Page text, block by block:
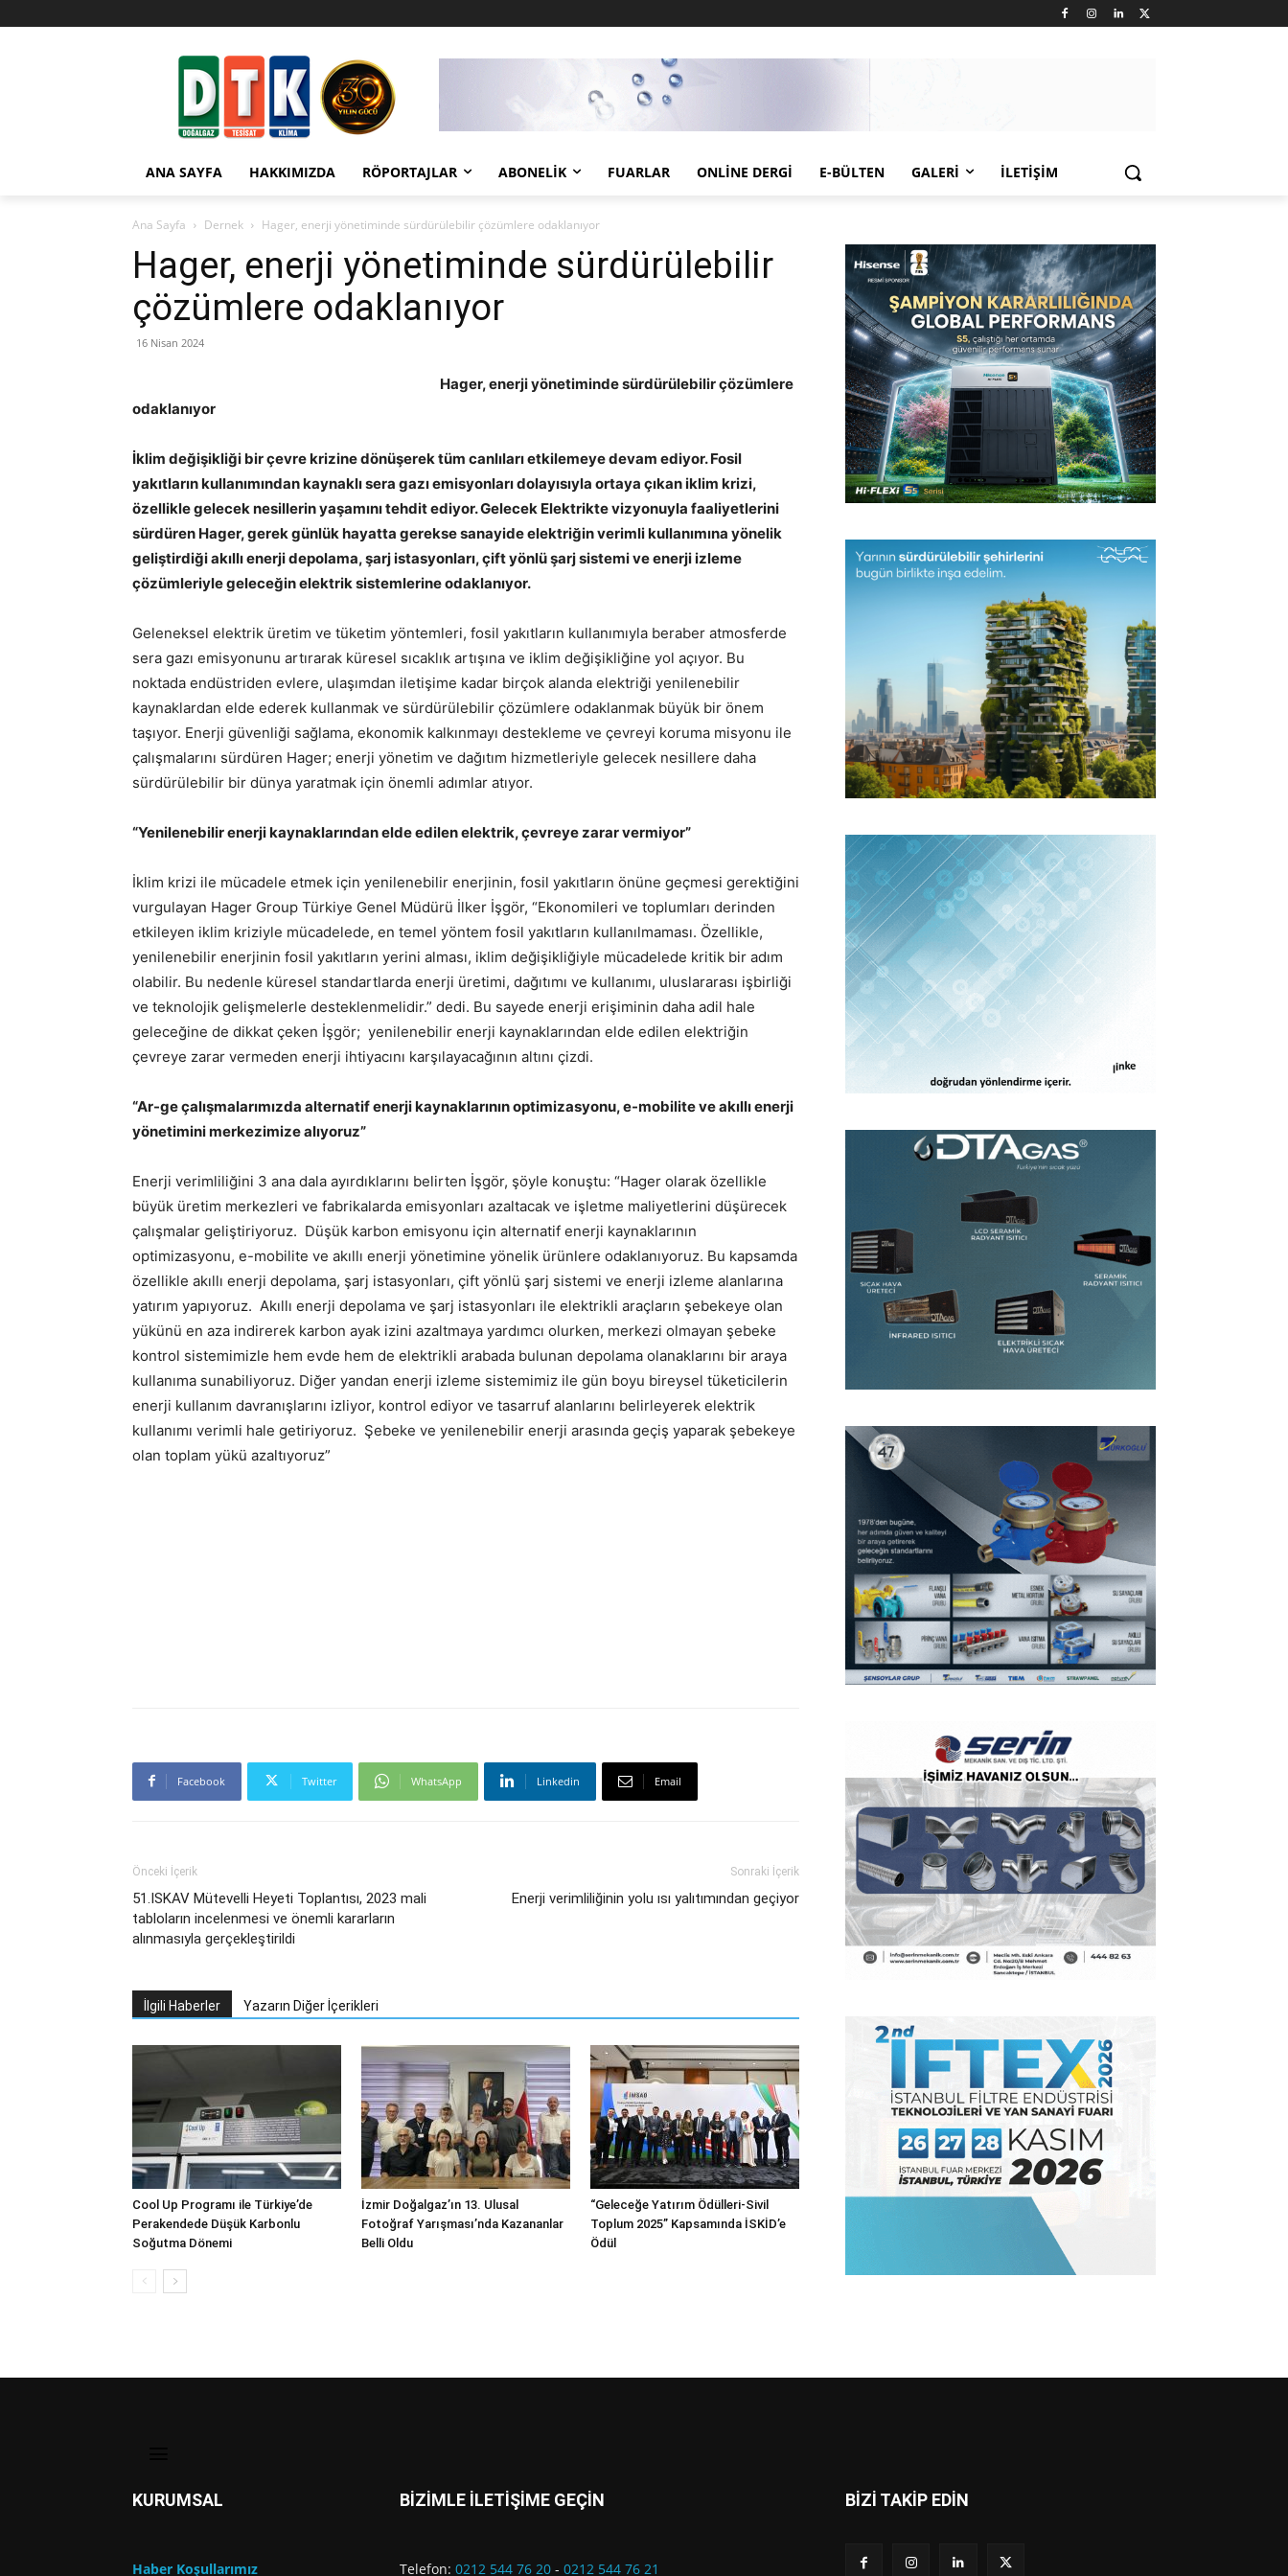
ANA SAYFA HAKKIMIZDA RÖPORTAJLAR ABONELIK FUARLAR ONLINE DERGI E-BÜLTEN GALERI İLETIŞIM
Ana Sayfa Dernek Hager, enerji yönetiminde sürdürülebilir çözümlere odaklanıyor
Hager, enerji yönetiminde sürdürülebilir
çözümlere odaklanıyor
16 Nisan 2024
Hager, enerji yönetiminde sürdürülebilir çözümlere
odaklanıyor
İklim değişikliği bir çevre krizine dönüşerek tüm canlıları etkilemeye devam ediyor. Fosil
yakıtların kullanımından kaynaklı sera gazı emisyonları dolayısıyla ortaya çıkan iklim krizi,
özellikle gelecek nesillerin yaşamını tehdit ediyor. Gelecek Elektrikte vizyonuyla faaliyetlerini
sürdüren Hager, gerek günlük hayatta gerekse sanayide elektriğin verimli kullanımına yönelik
geliştirdiği akıllı enerji depolama, şarj istasyonları, çift yönlü şarj sistemi ve enerji izleme
çözümleriyle geleceğin elektrik sistemlerine odaklanıyor.
Geleneksel elektrik üretim ve tüketim yöntemleri, fosil yakıtların kullanımıyla beraber atmosferde
sera gazı emisyonunu artırarak küresel sıcaklık artışına ve iklim değişikliğine yol açıyor. Bu
noktada endüstriden evlere, ulaşımdan iletişime kadar birçok alanda elektriği yenilenebilir
kaynaklardan elde ederek kullanmak ve sürdürülebilir çözümlere odaklanmak büyük bir önem
taşıyor. Enerji güvenliği sağlama, ekonomik kalkınmayı destekleme ve çevreyi koruma misyonu ile
çalışmalarını sürdüren Hager; enerji yönetim ve dağıtım hizmetleriyle gelecek nesillere daha
sürdürülebilir bir dünya yaratmak için önemli adımlar atıyor.
“Yenilenebilir enerji kaynaklarından elde edilen elektrik, çevreye zarar vermiyor”
İklim krizi ile mücadele etmek için yenilenebilir enerjinin, fosil yakıtların önüne geçmesi gerektiğini
vurgulayan Hager Group Türkiye Genel Müdürü İlker İşgör, “Ekonomileri ve toplumları derinden
etkileyen iklim kriziyle mücadelede, en temel yöntem fosil yakıtların kullanılmaması. Özellikle,
yenilenebilir enerjinin fosil yakıtların yerini alması, iklim değişikliğiyle mücadelede kritik bir adım
olabilir. Bu nedenle küresel standartlarda enerji üretimi, dağıtımı ve kullanımı, uluslararası işbirliği
ve teknolojik gelişmelerle desteklenmelidir.” dedi. Bu sayede enerji erişiminin daha adil hale
geleceğine de dikkat çeken İşgör; yenilenebilir enerji kaynaklarından elde edilen elektriğin
çevreye zarar vermeden enerji ihtiyacını karşılayacağının altını çizdi.
“Ar-ge çalışmalarımızda alternatif enerji kaynaklarının optimizasyonu, e-mobilite ve akıllı enerji
yönetimini merkezimize alıyoruz”
Enerji verimliliğini 3 ana dala ayırdıklarını belirten İşgör, şöyle konuştu: “Hager olarak özellikle
büyük üretim merkezleri ve fabrikalarda emisyonları azaltacak ve işletme maliyetlerini düşürecek
çalışmalar geliştiriyoruz. Düşük karbon emisyonu için alternatif enerji kaynaklarının
optimizasyonu, e-mobilite ve akıllı enerji yönetimine yönelik ürünlere odaklanıyoruz. Bu kapsamda
özellikle akıllı enerji depolama, şarj istasyonları, çift yönlü şarj sistemi ve enerji izleme alanlarına
yatırım yapıyoruz. Akıllı enerji depolama ve şarj istasyonları ile elektrikli araçların şebekeye olan
yükünü en aza indirerek karbon ayak izini azaltmaya yardımcı olurken, merkezi olmayan şebeke
kontrol sistemimizle hem evde hem de elektrikli arabada bulunan depolama olanaklarını bir araya
kullanıma sunabiliyoruz. Diğer yandan enerji izleme sistemimiz ile gün boyu bireysel tüketicilerin
enerji kullanım davranışlarını izliyor, kontrol ediyor ve tasarruf alanlarını belirleyerek elektrik
kullanımı verimli hale getiriyoruz. Şebeke ve yenilenebilir enerji arasında geçiş yaparak şebekeye
olan toplam yükü azaltıyoruz”
Facebook Twitter WhatsApp Linkedin Email
Önceki İçerik
51.ISKAV Mütevelli Heyeti Toplantısı, 2023 mali
tabloların incelenmesi ve önemli kararların
alınmasıyla gerçekleştirildi
Sonraki İçerik
Enerji verimliliğinin yolu ısı yalıtımından geçiyor
İlgili Haberler Yazarın Diğer İçerikleri
Cool Up Programı ile Türkiye’de
Perakendede Düşük Karbonlu
Soğutma Dönemi
İzmir Doğalgaz’ın 13. Ulusal
Fotoğraf Yarışması’nda Kazananlar
Belli Oldu
“Geleceğe Yatırım Ödülleri-Sivil
Toplum 2025” Kapsamında İSKİD’e
Ödül
KURUMSAL
Haber Koşullarımız
BİZİMLE İLETİŞİME GEÇİN
Telefon: 0212 544 76 20 - 0212 544 76 21
BİZİ TAKİP EDİN